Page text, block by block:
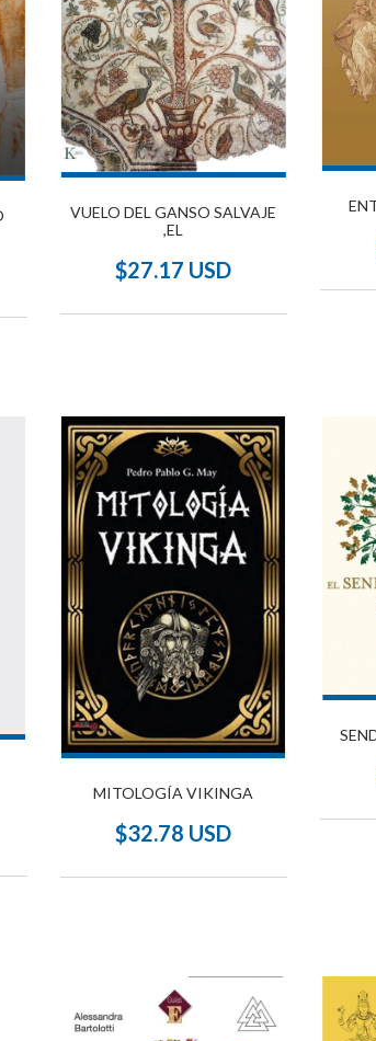
VUELO DEL GANSO SALVAJE
,EL
$27.17 USD
MITOLOGÍA VIKINGA
$32.78 USD